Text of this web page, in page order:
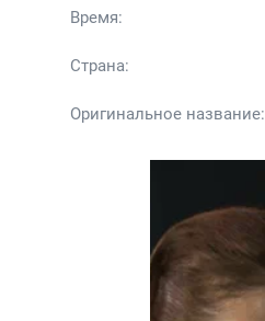
Время:
Страна:
Оригинальное название: